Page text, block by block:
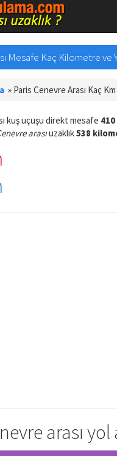
Mesafe Kaç Kilometre ve
» Paris Cenevre Arası Kaç Km
kuş uçuşu direkt mesafe
arasıuzaklık538
arası